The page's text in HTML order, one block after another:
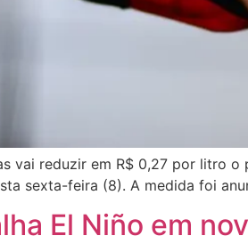
vai reduzir em R$ 0,27 por litro
sexta-feira (8). A medida foi
El Niño em